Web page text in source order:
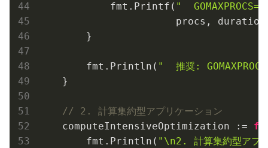
            fmt.Printf(
"
procs,
        }
        fmt.Println(
"  推奨:
    }
// 2. 計算集約型アプリケーション
    computeIntensiveOptimization :=
        fmt.Println(
"\n2. 計算集約型アプ